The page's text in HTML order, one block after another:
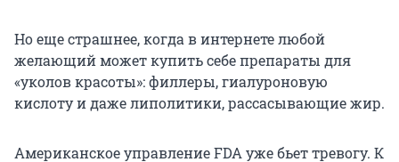
Но еще страшнее, когда в интернете любой
желающий может купить себе препараты для
«уколов красоты»: филлеры, гиалуроновую
кислоту и даже липолитики, рассасывающие жир.
Американское управление FDA уже бьет тревогу. К